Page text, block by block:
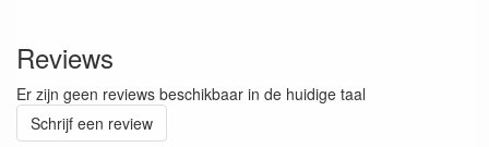
Reviews
Er zijn geen reviews beschikbaar in de huidige taal
Schrijf een review